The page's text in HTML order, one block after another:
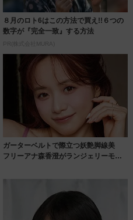
８月のロト6はこの方法で買え!!６つの
数字が『完全一致』する方法
PR(株式会社MURA)
ガーターベルトで際立つ妖艶脚線美
フリーアナ森香澄がランジェリーモデ